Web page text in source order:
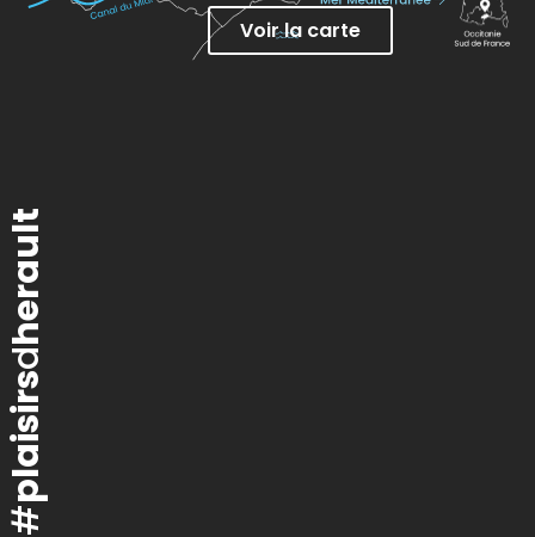
Voir la carte
#
plaisirs
d
herault